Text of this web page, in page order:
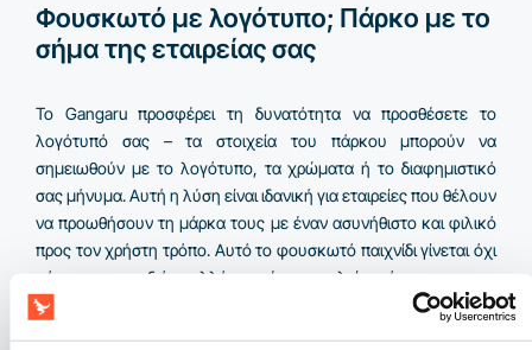
Φουσκωτό με λογότυπο; Πάρκο με το
σήμα της εταιρείας σας
Το Gangaru προσφέρει τη δυνατότητα να προσθέσετε το
λογότυπό σας – τα στοιχεία του πάρκου μπορούν να
σημειωθούν με το λογότυπο, τα χρώματα ή το διαφημιστικό
σας μήνυμα. Αυτή η λύση είναι ιδανική για εταιρείες που θέλουν
να προωθήσουν τη μάρκα τους με έναν ασυνήθιστο και φιλικό
προς τον χρήστη τρόπο. Αυτό το φουσκωτό παιχνίδι γίνεται όχι
μόνο μια ατραξιόν, αλλά και ένα εργαλείο μάρκετινγκ που
προσελκύει την προσοχή και δημιουργεί θετικές συνδέσεις με